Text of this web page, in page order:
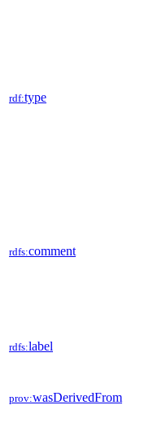
rdf:type
rdfs:comment
rdfs:label
prov:wasDerivedFrom